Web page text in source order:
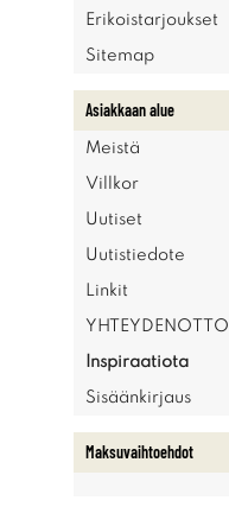
Erikoistarjoukset
Sitemap
Asiakkaan alue
Meistä
Villkor
Uutiset
Uutistiedote
Linkit
YHTEYDENOTTO
Inspiraatiota
Sisäänkirjaus
Maksuvaihtoehdot